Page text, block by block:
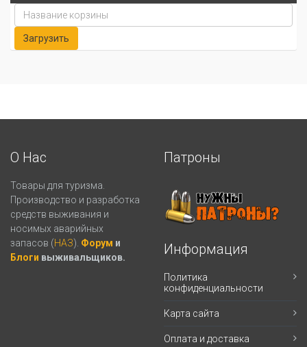
О Нас
Товары для туризма.
Производство и разработка
средств выживания и
носимых аварийных
запасов (НАЗ). Форум и
Блоги выживальщиков.
Патроны
Информация
Политика
конфиденциальности
Карта сайта
Оплата и доставка